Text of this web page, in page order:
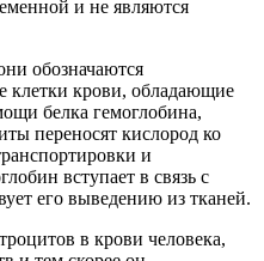
и не являются
обозначаются
клетки крови, обладающие
белка гемоглобина,
переносят кислород ко
и
вступает в связь с
его выведению из тканей.
в крови человека,